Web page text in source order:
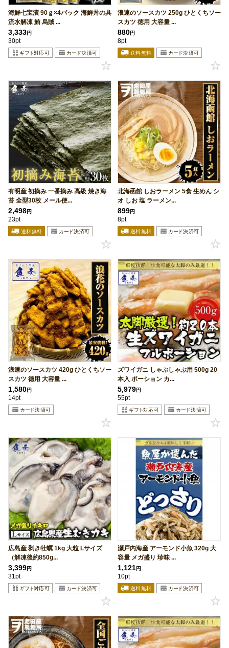
海鮮七宝漬 90ｇ×4パック 海鮮丼の具
流水解凍 鮪 烏賊 ...
3,333円
30pt
浪速のソースカツ 250g ひとくちソー
スカツ 徳用 大容量 ...
880円
8pt
有明産 初摘み 一番摘み 高級 焼き海
苔 全型30枚 メール便...
2,498円
23pt
北海函館 しおラーメン 5食 生めん シ
オ しお 塩 ラーメン...
899円
8pt
浪速のソースカツ 420g ひとくちソー
スカツ 徳用 大容量 ...
1,580円
14pt
ズワイガニ しゃぶしゃぶ用 500g 20
本入 ポーション カ...
5,979円
55pt
広島産 剥き牡蠣 1kg 大粒 Lサイズ
（解凍後約850g...
3,399円
31pt
瀬戸内海産 アーモンド小魚 320g 大
容量 メガ盛り 珍味 ...
1,121円
10pt